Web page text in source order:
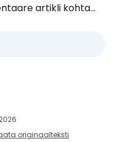
artikli kohta...
originaalteksti